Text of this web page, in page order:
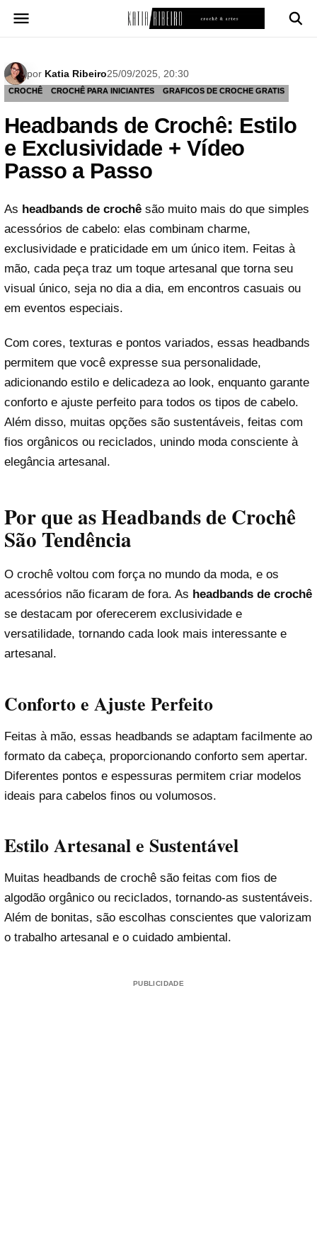
para
por Katia Ribeiro25/09/2025, 20:30
CROCHÊ CROCHÊ PARA INICIANTES GRAFICOS DE CROCHE GRATIS
Headbands de Crochê: Estilo
e Exclusividade + Vídeo
Passo a Passo
As headbands de crochê são muito mais do que simples
acessórios de cabelo: elas combinam charme,
exclusividade e praticidade em um único item. Feitas à
mão, cada peça traz um toque artesanal que torna seu
visual único, seja no dia a dia, em encontros casuais ou
em eventos especiais.
Com cores, texturas e pontos variados, essas headbands
permitem que você expresse sua personalidade,
adicionando estilo e delicadeza ao look, enquanto garante
conforto e ajuste perfeito para todos os tipos de cabelo.
Além disso, muitas opções são sustentáveis, feitas com
fios orgânicos ou reciclados, unindo moda consciente à
elegância artesanal.
Por que as Headbands de Crochê
São Tendência
O crochê voltou com força no mundo da moda, e os
acessórios não ficaram de fora. As headbands de crochê
se destacam por oferecerem exclusividade e
versatilidade, tornando cada look mais interessante e
artesanal.
Conforto e Ajuste Perfeito
Feitas à mão, essas headbands se adaptam facilmente ao
formato da cabeça, proporcionando conforto sem apertar.
Diferentes pontos e espessuras permitem criar modelos
ideais para cabelos finos ou volumosos.
Estilo Artesanal e Sustentável
Muitas headbands de crochê são feitas com fios de
algodão orgânico ou reciclados, tornando-as sustentáveis.
Além de bonitas, são escolhas conscientes que valorizam
o trabalho artesanal e o cuidado ambiental.
PUBLICIDADE